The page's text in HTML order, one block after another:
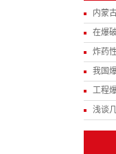
内蒙
在爆
炸药
我国
工程
浅谈